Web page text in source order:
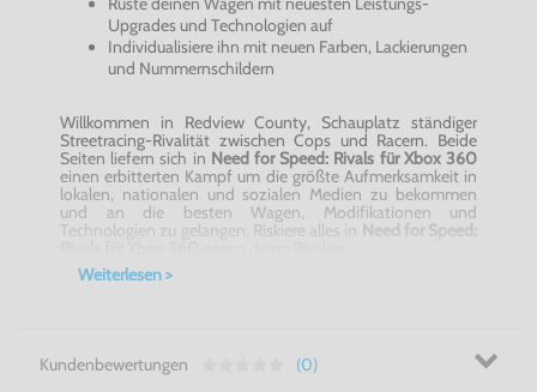
Upgrades und Technologien auf
Individualisiere ihn mit neuen Farben, Lackierungen
und Nummernschildern
Willkommen in Redview County, Schauplatz ständiger
Streetracing-Rivalität zwischen Cops und Racern. Beide
Seiten liefern sich in Need for Speed: Rivals für Xbox 360
einen erbitterten Kampf um die größte Aufmerksamkeit in
lokalen, nationalen und sozialen Medien zu bekommen
und an die besten Wagen, Modifikationen und
Technologien zu gelangen. Riskiere alles in Need for Speed:
Intensive Rennmomente sind dank speziell auf die Seite
des Gesetzes abgestimmte Technologien und Upgrades
ausgerüstet und verfügen über Schockwellen,
Straßensperren, Helikopterunterstützung und vieles mehr.
Weiterlesen >
Kundenbewertungen (0)